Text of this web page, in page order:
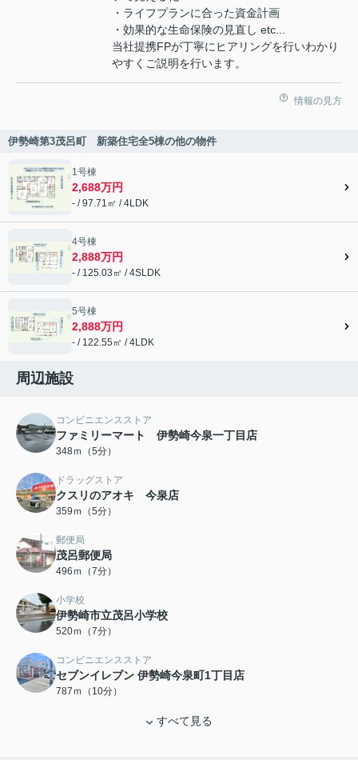
・ライフプランに合った資金計画
・効果的な生命保険の見直し etc...
当社提携FPが丁寧にヒアリングを行いわかり
やすくご説明を行います。
情報の見方
伊勢崎第3茂呂町 新築住宅全5棟の他の物件
1号棟
2,688万円
- / 97.71㎡ / 4LDK
4号棟
2,888万円
- / 125.03㎡ / 4SLDK
5号棟
2,888万円
- / 122.55㎡ / 4LDK
周辺施設
コンビニエンスストア
ファミリーマート 伊勢崎今泉一丁目店
348ｍ（5分）
ドラッグストア
クスリのアオキ 今泉店
359ｍ（5分）
郵便局
茂呂郵便局
496ｍ（7分）
小学校
伊勢崎市立茂呂小学校
520ｍ（7分）
コンビニエンスストア
セブンイレブン 伊勢崎今泉町1丁目店
787ｍ（10分）
すべて見る